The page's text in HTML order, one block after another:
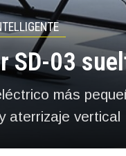
SD-03
más
aterrizaje vertical